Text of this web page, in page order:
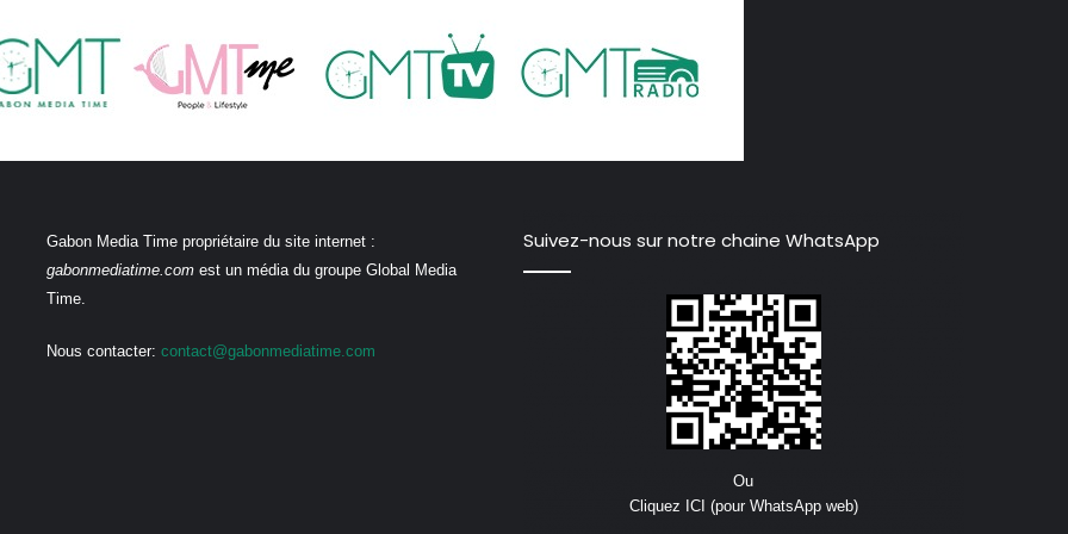
Gabon Media Time propriétaire du site internet :
gabonmediatime.comest un média du groupe Global Media
Time.
Nous contacter: contact@gabonmediatime.com
Suivez-nous sur notre chaine WhatsApp
Ou
Cliquez ICI (pour WhatsApp web)